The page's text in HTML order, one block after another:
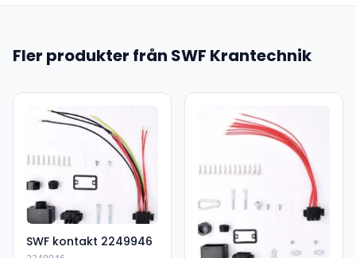
Fler produkter från SWF Krantechnik
SWF kontakt 2249946